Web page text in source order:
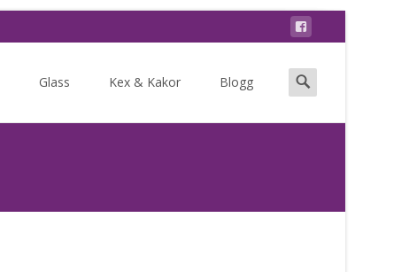
Glass Kex & Kakor Blogg
Search
for: